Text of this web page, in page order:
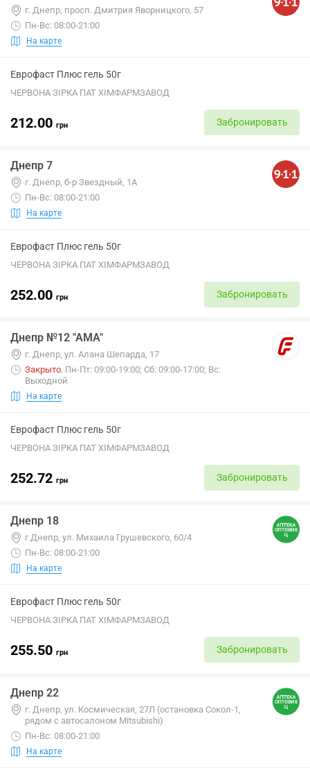
г. Днепр, просп. Дмитрия Яворницкого, 57
Пн-Вс: 08:00-21:00
На карте
Еврофаст Плюс гель 50г
ЧЕРВОНА ЗІРКА ПАТ ХІМФАРМЗАВОД
212.00 грн Забронировать
Днепр 7
г. Днепр, б-р Звездный, 1А
Пн-Вс: 08:00-21:00
На карте
Еврофаст Плюс гель 50г
ЧЕРВОНА ЗІРКА ПАТ ХІМФАРМЗАВОД
252.00 грн Забронировать
Днепр №12 "АМА"
г. Днепр, ул. Алана Шепарда, 17
Закрыто. Пн-Пт: 09:00-19:00; Сб: 09:00-17:00; Вс:
Выходной
На карте
Еврофаст Плюс гель 50г
ЧЕРВОНА ЗІРКА ПАТ ХІМФАРМЗАВОД
252.72 грн Забронировать
Днепр 18
г Днепр, ул. Михаила Грушевского, 60/4
Пн-Вс: 08:00-21:00
На карте
Еврофаст Плюс гель 50г
ЧЕРВОНА ЗІРКА ПАТ ХІМФАРМЗАВОД
255.50 грн Забронировать
Днепр 22
г. Днепр, ул. Космическая, 27Л (остановка Сокол-1,
рядом с автосалоном Mitsubishi)
Пн-Вс: 08:00-21:00
На карте